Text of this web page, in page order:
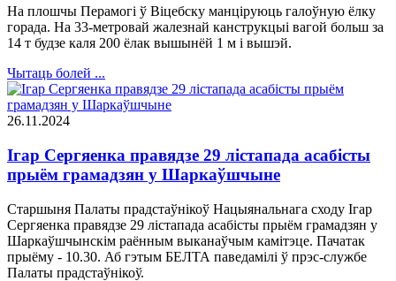
На плошчы Перамогі ў Віцебску манціруюць галоўную ёлку
горада. На 33-метровай жалезнай канструкцыі вагой больш за
14 т будзе каля 200 ёлак вышынёй 1 м і вышэй.
Чытаць болей ...
26.11.2024
Ігар Сергяенка правядзе 29 лістапада асабісты
прыём грамадзян у Шаркаўшчыне
Старшыня Палаты прадстаўнікоў Нацыянальнага сходу Ігар
Сергяенка правядзе 29 лістапада асабісты прыём грамадзян у
Шаркаўшчынскім раённым выканаўчым камітэце. Пачатак
прыёму - 10.30. Аб гэтым БЕЛТА паведамілі ў прэс-службе
Палаты прадстаўнікоў.